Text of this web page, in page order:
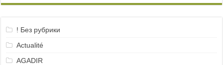
! Без рубрики
Actualité
AGADIR